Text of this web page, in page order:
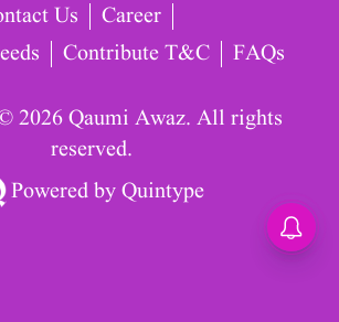
Us
Career
Contribute T&C FAQs
2026 Qaumi Awaz. All rights
reserved.
Powered byQuintype